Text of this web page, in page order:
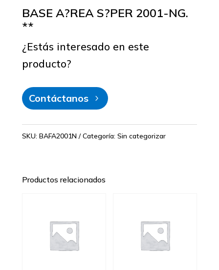
BASE A?REA S?PER 2001-NG.
**
¿Estás interesado en este
producto?
Contáctanos
SKU: BAFA2001N Categoría: Sin categorizar
Productos relacionados